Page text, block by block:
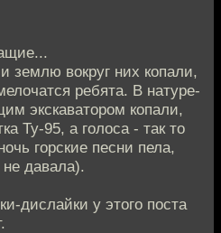
землю вокруг них копали,
ребята. В натуре-
экскаватором копали,
Ту-95, а голоса - так то
горские песни пела,
давала).
дислайки у этого поста